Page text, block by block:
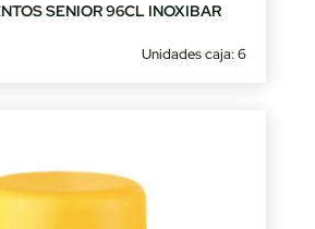
SENIOR 96CL INOXIBAR
Unidades caja: 6